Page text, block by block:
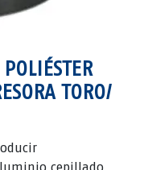
TORO/